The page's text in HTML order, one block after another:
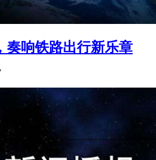
奏响铁路出行新乐章